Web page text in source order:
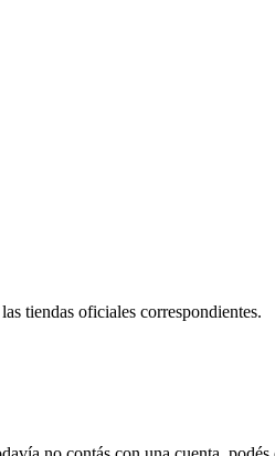
tiendas oficiales correspondientes.